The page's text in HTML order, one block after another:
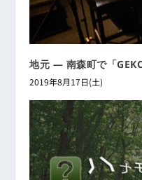
地元 ― 南森町で「
2019年8月17日(土)